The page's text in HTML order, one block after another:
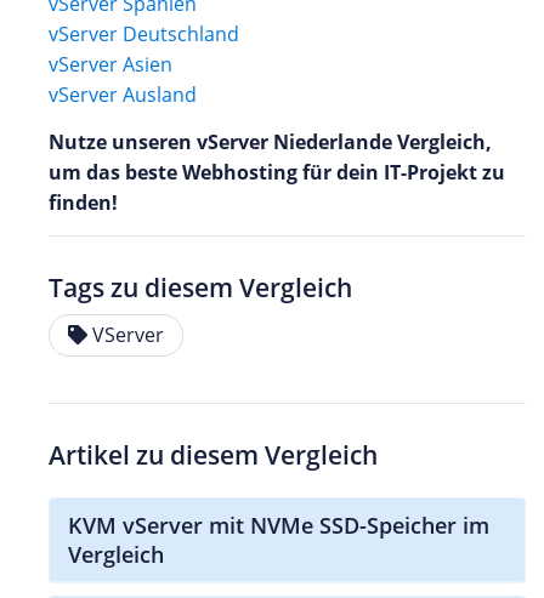
vServer Deutschland
vServer Asien
vServer Ausland
Nutze unseren vServer Niederlande Vergleich,
um das beste Webhosting für dein IT-Projekt zu
finden!
Tags zu diesem Vergleich
VServer
Artikel zu diesem Vergleich
KVM vServer mit NVMe SSD-Speicher im
Vergleich